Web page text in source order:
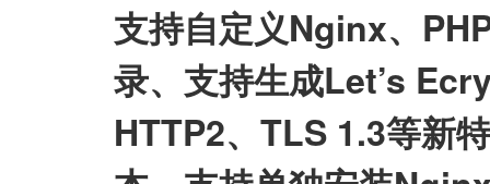
支持自定义Nginx、
录、支持生成Let’s
HTTP2、TLS 1.3等新